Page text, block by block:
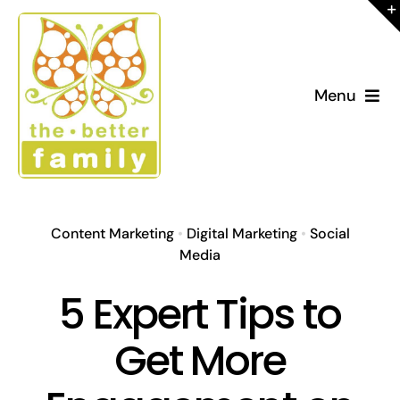
Skip
content
Menu
Activities
Exhibitors
Car Seat Registration
Content Marketing• Digital Marketing• Social
Media
5 Expert Tips to
Get More